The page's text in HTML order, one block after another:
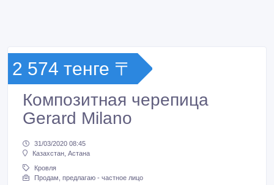
2 574 тенге 〒
Композитная черепица
Gerard Milano
31/03/2020 08:45
Казахстан, Астана
Кровля
Продам, предлагаю - частное лицо